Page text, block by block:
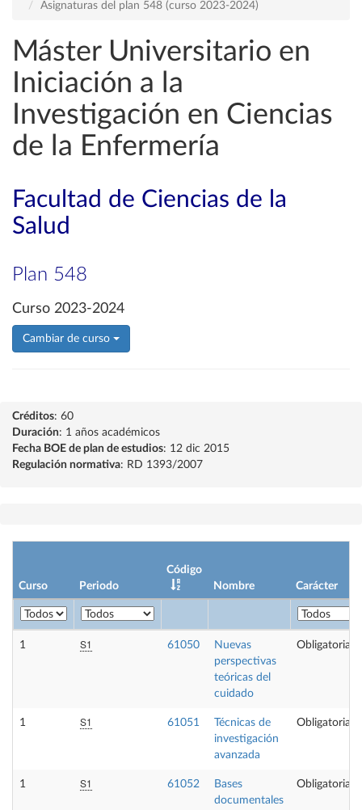
Asignaturas del plan 548 (curso 2023-2024)
Máster Universitario en
Iniciación a la
Investigación en Ciencias
de la Enfermería
Facultad de Ciencias de la
Salud
Plan 548
Curso 2023-2024
Cambiar de curso
Créditos: 60
Duración: 1 años académicos
Fecha BOE de plan de estudios: 12 dic 2015
Regulación normativa: RD 1393/2007
Curso Periodo
Código
Nombre
Carácter
1 S1 61050
Nuevas
perspectivas
teóricas del
cuidado
Obligatoria
1 S1 61051
Técnicas de
investigación
avanzada
Obligatoria
1 S1 61052
Bases
documentales
Obligatoria